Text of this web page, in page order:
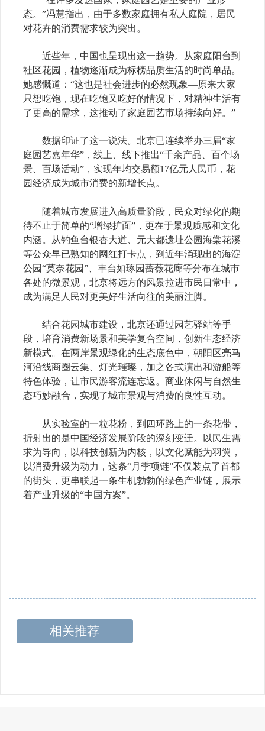
态。”冯慧指出，由于多数家庭拥有私人庭院，居民
对花卉的消费需求较为突出。
近些年，中国也呈现出这一趋势。从家庭阳台到
社区花园，植物逐渐成为标榜品质生活的时尚单品。
她感慨道：“这也是社会进步的必然现象—原来大家
只想吃饱，现在吃饱又吃好的情况下，对精神生活有
了更高的需求，这推动了家庭园艺市场持续向好。”
数据印证了这一说法。北京已连续举办三届“家
庭园艺嘉年华”，线上、线下推出“千余产品、百个场
景、百场活动”，实现年均交易额17亿元人民币，花
园经济成为城市消费的新增长点。
随着城市发展进入高质量阶段，民众对绿化的期
待不止于简单的“增绿扩面”，更在于景观质感和文化
内涵。从钓鱼台银杏大道、元大都遗址公园海棠花溪
等公众早已熟知的网红打卡点，到近年涌现出的海淀
公园“莫奈花园”、丰台如琢园蔷薇花廊等分布在城市
各处的微景观，北京将远方的风景拉进市民日常中，
成为满足人民对更美好生活向往的美丽注脚。
结合花园城市建设，北京还通过园艺驿站等手
段，培育消费新场景和美学复合空间，创新生态经济
新模式。在两岸景观绿化的生态底色中，朝阳区亮马
河沿线商圈云集、灯光璀璨，加之各式演出和游船等
特色体验，让市民游客流连忘返。商业休闲与自然生
态巧妙融合，实现了城市景观与消费的良性互动。
从实验室的一粒花粉，到四环路上的一条花带，
折射出的是中国经济发展阶段的深刻变迁。以民生需
求为导向，以科技创新为内核，以文化赋能为羽翼，
以消费升级为动力，这条“月季项链”不仅装点了首都
的街头，更串联起一条生机勃勃的绿色产业链，展示
着产业升级的“中国方案”。
相关推荐